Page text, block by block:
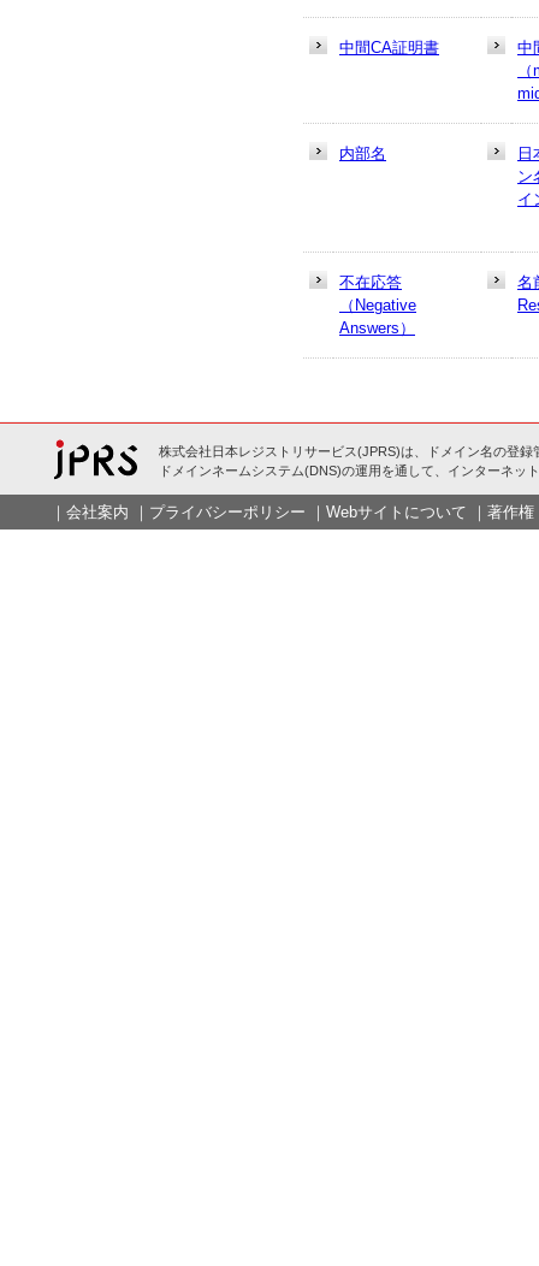
中間CA証明書
中
内部名
ン
イ
不在応答
（Negative
Answers）
名
株式会社日本レジストリサービス(JPRS)は、ドメイン名の登録
ドメインネームシステム(DNS)の運用を通して、インターネッ
｜ 会社案内 ｜ プライバシーポリシー ｜ Webサイトについて ｜ 著作権